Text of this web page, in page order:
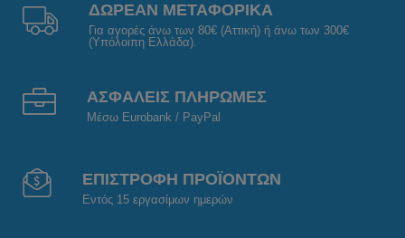
ΔΩΡΕΑΝ ΜΕΤΑΦΟΡΙΚΑ
Για αγορές άνω των 80€ (Αττική) ή άνω των 300€
(Υπόλοιπη Ελλάδα).
ΑΣΦΑΛΕΙΣ ΠΛΗΡΩΜΕΣ
Μέσω Eurobank / PayPal
ΕΠΙΣΤΡΟΦΗ ΠΡΟΪΟΝΤΩΝ
Εντός 15 εργασίμων ημερών